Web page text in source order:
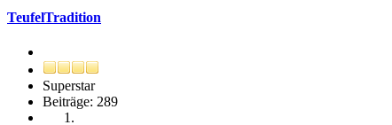
TeufelTradition
Superstar
Beiträge: 289